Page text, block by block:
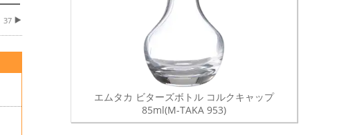
37
エムタカ ビターズボトル コルクキャップ
85ml(M-TAKA 953)